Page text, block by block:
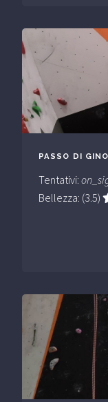
PASSO DI
Tentativi:
Bellezza: (3.5)